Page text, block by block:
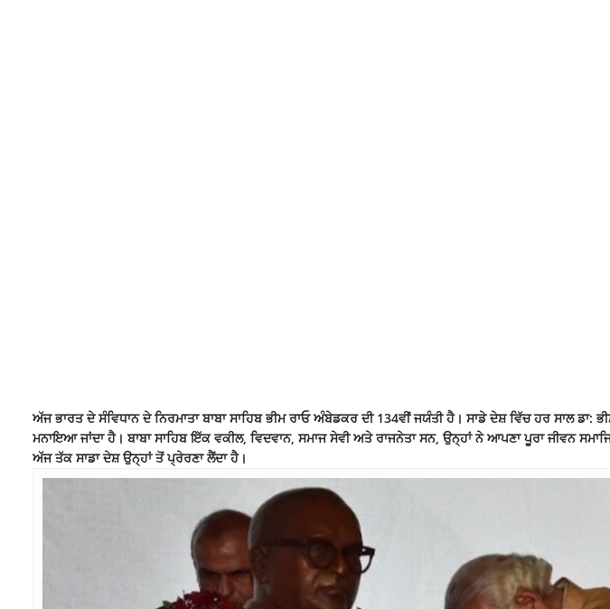
ਅੱਜ ਭਾਰਤ ਦੇ ਸੰਵਿਧਾਨ ਦੇ ਨਿਰਮਾਤਾ ਬਾਬਾ ਸਾਹਿਬ ਭੀਮ ਰਾਓ ਅੰਬੇਡਕਰ ਦੀ 134ਵੀਂ ਜਯੰਤੀ ਹੈ। ਸਾਡੇ ਦੇਸ਼ ਵਿੱਚ ਹਰ ਸਾਲ
ਮਨਾਇਆ ਜਾਂਦਾ ਹੈ। ਬਾਬਾ ਸਾਹਿਬ ਇੱਕ ਵਕੀਲ, ਵਿਦਵਾਨ, ਸਮਾਜ ਸੇਵੀ ਅਤੇ ਰਾਜਨੇਤਾ ਸਨ, ਉਨ੍ਹਾਂ ਨੇ ਆਪਣਾ ਪੂਰਾ ਜੀਵਨ
ਅੱਜ ਤੱਕ ਸਾਡਾ ਦੇਸ਼ ਉਨ੍ਹਾਂ ਤੋਂ ਪ੍ਰੇਰਣਾ ਲੈਂਦਾ ਹੈ।